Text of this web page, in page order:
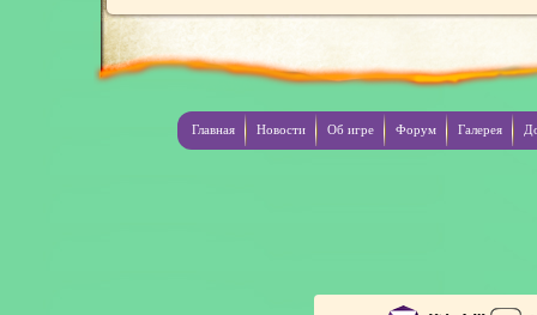
Главная Новости Об игре Форум Галерея